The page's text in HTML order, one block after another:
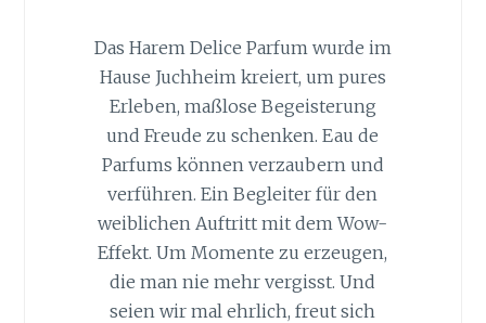
Das Harem Delice Parfum wurde im
Hause Juchheim kreiert, um pures
Erleben, maßlose Begeisterung
und Freude zu schenken. Eau de
Parfums können verzaubern und
verführen. Ein Begleiter für den
weiblichen Auftritt mit dem Wow-
Effekt. Um Momente zu erzeugen,
die man nie mehr vergisst. Und
seien wir mal ehrlich, freut sich